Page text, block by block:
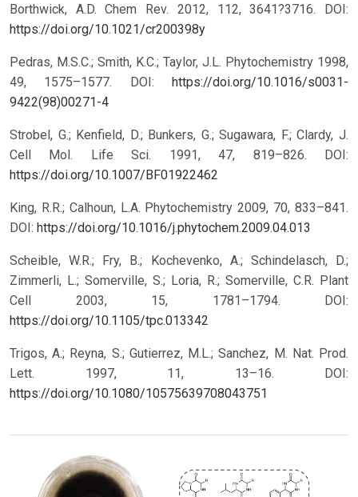
Borthwick, A.D. Chem Rev. 2012, 112, 3641?3716. DOI:
https://doi.org/10.1021/cr200398y
Pedras, M.S.C.; Smith, K.C.; Taylor, J.L. Phytochemistry 1998,
49, 1575–1577. DOI: https://doi.org/10.1016/s0031-
9422(98)00271-4
Strobel, G.; Kenfield, D.; Bunkers, G.; Sugawara, F.; Clardy, J.
Cell Mol. Life Sci. 1991, 47, 819–826. DOI:
https://doi.org/10.1007/BF01922462
King, R.R.; Calhoun, L.A. Phytochemistry 2009, 70, 833–841.
DOI: https://doi.org/10.1016/j.phytochem.2009.04.013
Scheible, W.R.; Fry, B.; Kochevenko, A.; Schindelasch, D.;
Zimmerli, L.; Somerville, S.; Loria, R.; Somerville, C.R. Plant
Cell 2003, 15, 1781–1794. DOI:
https://doi.org/10.1105/tpc.013342
Trigos, A.; Reyna, S.; Gutierrez, M.L.; Sanchez, M. Nat. Prod.
Lett. 1997, 11, 13–16. DOI:
https://doi.org/10.1080/10575639708043751